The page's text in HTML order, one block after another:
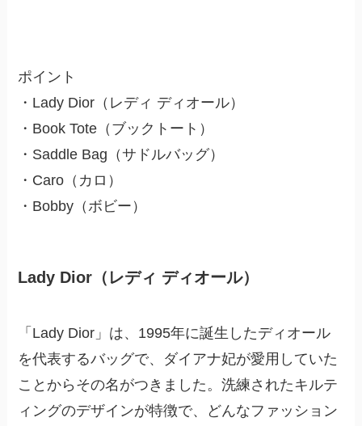
ポイント
・Lady Dior（レディ ディオール）
・Book Tote（ブックトート）
・Saddle Bag（サドルバッグ）
・Caro（カロ）
・Bobby（ボビー）
Lady Dior（レディ ディオール）
「Lady Dior」は、1995年に誕生したディオール
を代表するバッグで、ダイアナ妃が愛用していた
ことからその名がつきました。洗練されたキルテ
ィングのデザインが特徴で、どんなファッション